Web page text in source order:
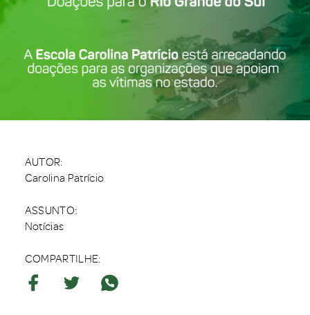
AUTOR:
Carolina Patrício
ASSUNTO:
Notícias
COMPARTILHE: